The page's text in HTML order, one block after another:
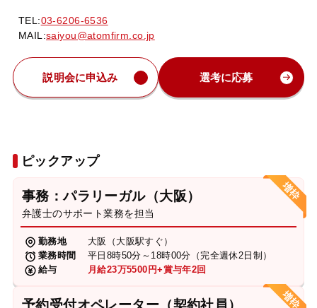
TEL:03-6206-6536
MAIL:saiyou@atomfirm.co.jp
説明会に申込み 選考に応募
ピックアップ
事務：パラリーガル（大阪）
弁護士のサポート業務を担当
勤務地
大阪（大阪駅すぐ）
業務時間
平日8時50分～18時00分（完全週休2日制）
給与
月給23万5500円+賞与年2回
予約受付オペレーター（契約社員）